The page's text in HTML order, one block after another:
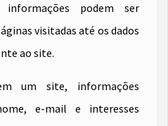
informações podem ser
visitadas até os dados
ao site.
um site, informações
e-mail e interesses